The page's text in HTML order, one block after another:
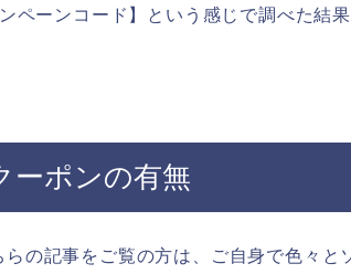
ペーンコード】という感じで調べた結
ーポンの有無
の記事をご覧の方は、ご自身で色々と